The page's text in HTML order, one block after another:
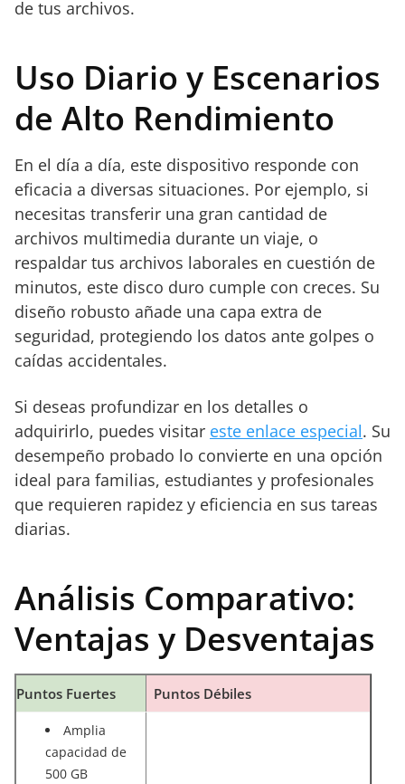
de tus archivos.
Uso Diario y Escenarios
de Alto Rendimiento
En el día a día, este dispositivo responde con
eficacia a diversas situaciones. Por ejemplo, si
necesitas transferir una gran cantidad de
archivos multimedia durante un viaje, o
respaldar tus archivos laborales en cuestión de
minutos, este disco duro cumple con creces. Su
diseño robusto añade una capa extra de
seguridad, protegiendo los datos ante golpes o
caídas accidentales.
Si deseas profundizar en los detalles o
adquirirlo, puedes visitar este enlace especial. Su
desempeño probado lo convierte en una opción
ideal para familias, estudiantes y profesionales
que requieren rapidez y eficiencia en sus tareas
diarias.
Análisis Comparativo:
Ventajas y Desventajas
Puntos Fuertes Puntos Débiles
Amplia
capacidad de
500 GB